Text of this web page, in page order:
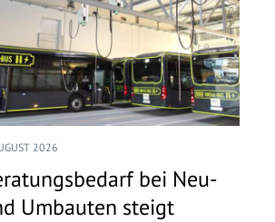
2026
bei Neu-
Umbauten steigt